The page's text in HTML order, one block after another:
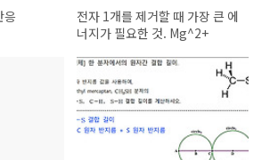
응
전자 1개를 제거할 때 가장 큰 에
너지가 필요한 것. Mg^2+